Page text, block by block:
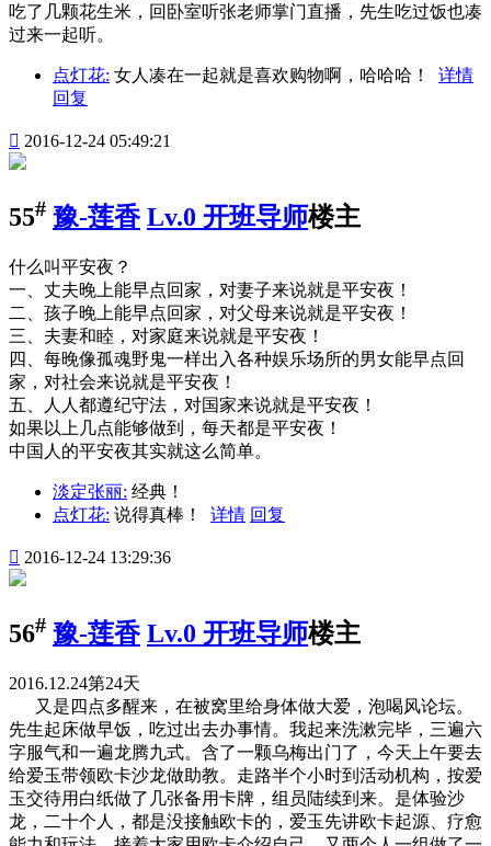
吃了几颗花生米，回卧室听张老师掌门直播，先生吃过饭也凑
过来一起听。
点灯花: 女人凑在一起就是喜欢购物啊，哈哈哈！ 详情
回复
 2016-12-24 05:49:21
55# 豫-莲香 Lv.0 开班导师楼主
什么叫平安夜？
一、丈夫晚上能早点回家，对妻子来说就是平安夜！
二、孩子晚上能早点回家，对父母来说就是平安夜！
三、夫妻和睦，对家庭来说就是平安夜！
四、每晚像孤魂野鬼一样出入各种娱乐场所的男女能早点回
家，对社会来说就是平安夜！
五、人人都遵纪守法，对国家来说就是平安夜！
如果以上几点能够做到，每天都是平安夜！
中国人的平安夜其实就这么简单。
淡定张丽: 经典！
点灯花: 说得真棒！ 详情 回复
 2016-12-24 13:29:36
56# 豫-莲香 Lv.0 开班导师楼主
2016.12.24第24天
又是四点多醒来，在被窝里给身体做大爱，泡喝风论坛。
先生起床做早饭，吃过出去办事情。我起来洗漱完毕，三遍六
字服气和一遍龙腾九式。含了一颗乌梅出门了，今天上午要去
给爱玉带领欧卡沙龙做助教。走路半个小时到活动机构，按爱
玉交待用白纸做了几张备用卡牌，组员陆续到来。是体验沙
龙，二十个人，都是没接触欧卡的，爱玉先讲欧卡起源、疗愈